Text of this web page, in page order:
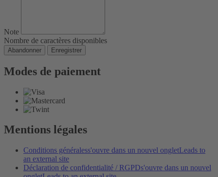
Note
Nombre de caractères disponibles
Abandonner Enregistrer
Modes de paiement
Mentions légales
Conditions généraless'ouvre dans un nouvel ongletLeads to
an external site
Déclaration de confidentialité / RGPDs'ouvre dans un nouvel